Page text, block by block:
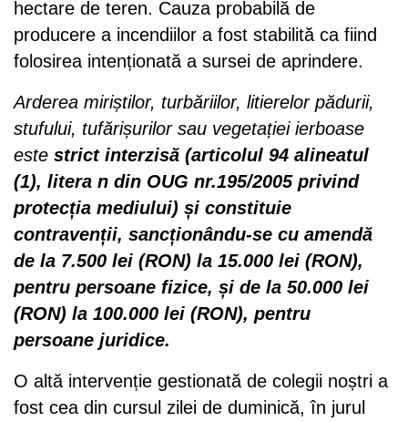
hectare de teren. Cauza probabilă de
producere a incendiilor a fost stabilită ca fiind
folosirea intenționată a sursei de aprindere.
Arderea miriștilor, turbăriilor, litierelor pădurii,
stufului, tufărișurilor sau vegetației ierboase
este strict interzisă (articolul 94 alineatul
(1), litera n din OUG nr.195/2005 privind
protecția mediului) și constituie
contravenții, sancționându-se cu amendă
de la 7.500 lei (RON) la 15.000 lei (RON),
pentru persoane fizice, și de la 50.000 lei
(RON) la 100.000 lei (RON), pentru
persoane juridice.
O altă intervenție gestionată de colegii noștri a
fost cea din cursul zilei de duminică, în jurul